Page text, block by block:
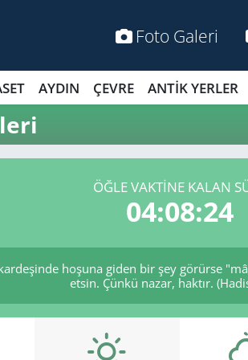
Foto Galeri
AYDIN ÇEVRE ANTİK YERLER
ÖĞLE VAKTİNE KALAN
04:08:24
hoşuna giden bir şey görürse
etsin. Çünkü nazar, haktır.